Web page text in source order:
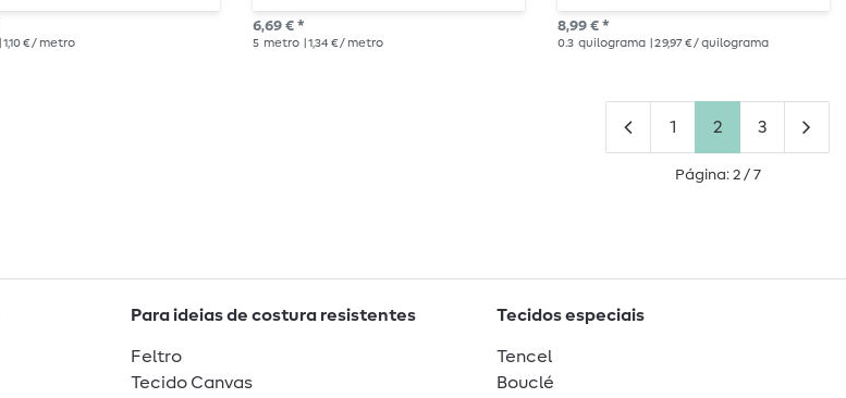
| 1,10 € / metro
6,69 € *
5 metro | 1,34 € / metro
8,99 € *
0.3 quilograma | 29,97 € / quilograma
1 2 3
Página: 2 / 7
Para ideias de costura resistentes
Feltro
Tecido Canvas
Tecidos especiais
Tencel
Bouclé